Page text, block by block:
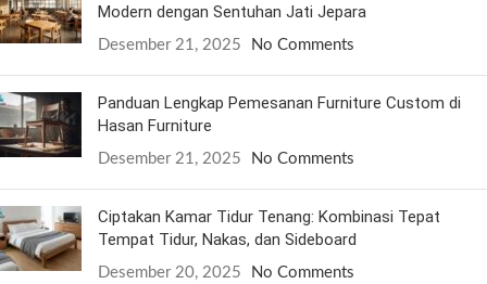
Modern dengan Sentuhan Jati Jepara
Desember 21, 2025 No Comments
Panduan Lengkap Pemesanan Furniture Custom di
Hasan Furniture
Desember 21, 2025 No Comments
Ciptakan Kamar Tidur Tenang: Kombinasi Tepat
Tempat Tidur, Nakas, dan Sideboard
Desember 20, 2025 No Comments